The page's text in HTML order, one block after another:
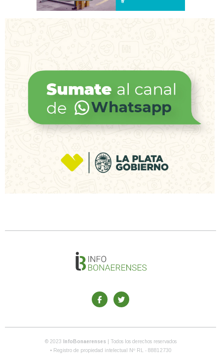
© 2023 InfoBonaerenses
| Todos los derechos reservados
• Registro de propiedad intelectual Nº RL - 88812730